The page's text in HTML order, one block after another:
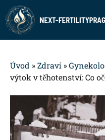
Přeskočit
na
obsah
NEXT-
Úvod »Zdraví »
výtok v těhotenství: Co